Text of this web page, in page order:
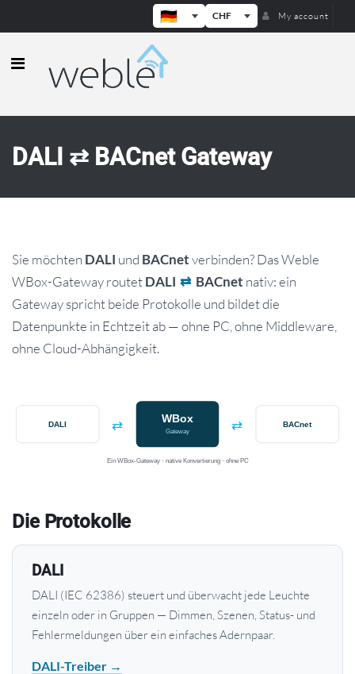
CHF My account
Weble — Industrielle IoT-Gateways
DALI ⇄ BACnet Gateway
Sie möchten DALI und BACnet verbinden? Das Weble
WBox-Gateway routet DALI ⇄ BACnet nativ: ein
Gateway spricht beide Protokolle und bildet die
Datenpunkte in Echtzeit ab — ohne PC, ohne Middleware,
ohne Cloud-Abhängigkeit.
DALI ⇄ WBox
Gateway ⇄ BACnet
Ein WBox-Gateway · native Konvertierung · ohne PC
Die Protokolle
DALI
DALI (IEC 62386) steuert und überwacht jede Leuchte
einzeln oder in Gruppen — Dimmen, Szenen, Status- und
Fehlermeldungen über ein einfaches Adernpaar.
DALI-Treiber →